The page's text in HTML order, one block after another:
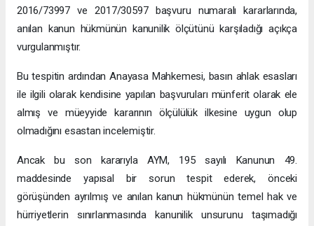
2016/73997 ve 2017/30597 başvuru numaralı kararlarında,
anılan kanun hükmünün kanunilik ölçütünü karşıladığı açıkça
vurgulanmıştır.
Bu tespitin ardından Anayasa Mahkemesi, basın ahlak esasları
ile ilgili olarak kendisine yapılan başvuruları münferit olarak ele
almış ve müeyyide kararının ölçülülük ilkesine uygun olup
olmadığını esastan incelemiştir.
Ancak bu son kararıyla AYM, 195 sayılı Kanunun 49.
maddesinde yapısal bir sorun tespit ederek, önceki
görüşünden ayrılmış ve anılan kanun hükmünün temel hak ve
hürriyetlerin sınırlanmasında kanunilik unsurunu taşımadığı